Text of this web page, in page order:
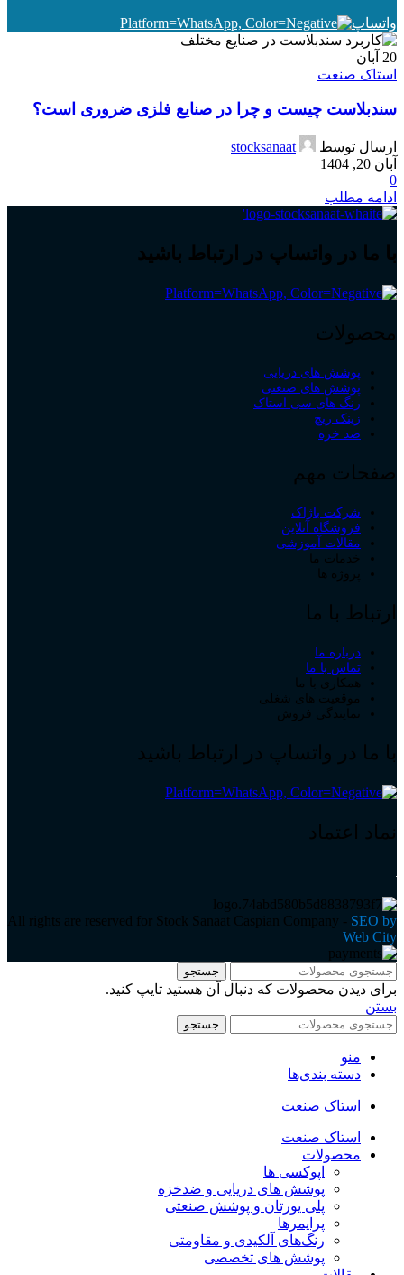
واتساپ
20 آبان
استاک صنعت
سندبلاست چیست و چرا در صنایع فلزی ضروری است؟
ارسال توسط
stocksanaat
آبان 20, 1404
0
ادامه مطلب
با ما در واتساپ در ارتباط باشید
محصولات
پوشش های دریایی
پوشش های صنعتی
رنگ های سی استاک
زینک ریچ
ضد خزه
صفحات مهم
شرکت باژاک
فروشگاه آنلاین
مقالات آموزشی
خدمات ما
پروژه ها
ارتباط با ما
درباره ما
تماس با ما
همکاری با ما
موقعیت های شغلی
نمایندگی فروش
با ما در واتساپ در ارتباط باشید
نماد اعتماد
All rights are reserved for Stock Sanaat Caspian Company - SEO by
Web City
جستجو
برای دیدن محصولات که دنبال آن هستید تایپ کنید.
بستن
جستجو
منو
دسته بندی‌ها
استاک صنعت
استاک صنعت
محصولات
اپوکسی ها
پوشش های دریایی و ضدخزه
پلی یورتان و پوشش صنعتی
پرایمرها
رنگ‌های آلکیدی و مقاومتی
پوشش های تخصصی